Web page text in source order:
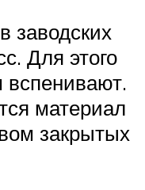
заводских
Для этого
вспенивают.
материал
закрытых